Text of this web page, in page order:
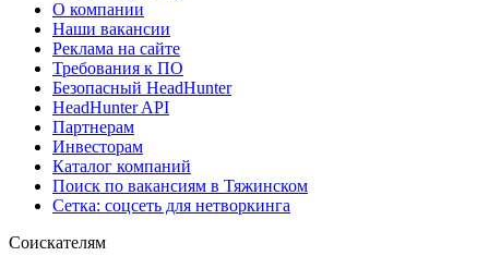
О компании
Наши вакансии
Реклама на сайте
Требования к ПО
Безопасный HeadHunter
HeadHunter API
Партнерам
Инвесторам
Каталог компаний
Поиск по вакансиям в Тяжинском
Сетка: соцсеть для нетворкинга
Соискателям